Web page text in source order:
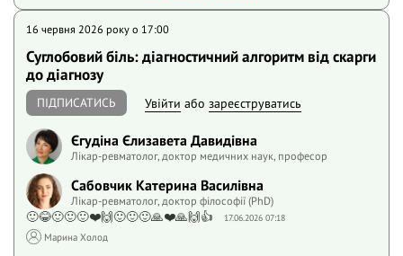
16 червня 2026 року o 17:00
Суглобовий біль: діагностичний алгоритм від скарги
до діагнозу
ПІДПИСАТИСЬ Увійти або зареєструватись
Єгудіна Єлизавета Давидівна
Лікар-ревматолог, доктор медичних наук, професор
Сабовчик Катерина Василівна
Лікар-ревматолог, доктор філософії (PhD)
🙂😂🙂🙂🙂❤️🙌🙂🙂🙂🙏❤️🙏🙌👍 17.06.2026 07:18
Марина Холод